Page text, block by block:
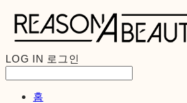
LOG IN 로그인
홈